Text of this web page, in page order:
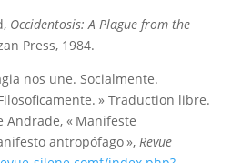
Occidentosis: A Plague from the
Press, 1984.
nos une. Socialmente.
» Traduction libre.
Andrade, « Manifeste
antropófago », Revue